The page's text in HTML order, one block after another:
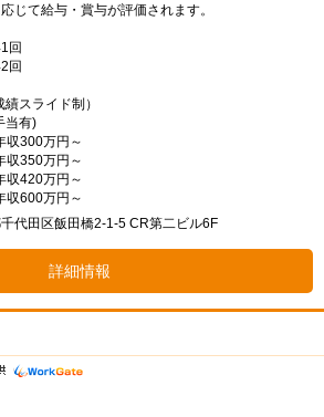
じて給与・賞与が評価されます。
回
回
スライド制）
当有)
収300万円～
収350万円～
収420万円～
収600万円～
代田区飯田橋2-1-5 CR第二ビル6F
詳細情報